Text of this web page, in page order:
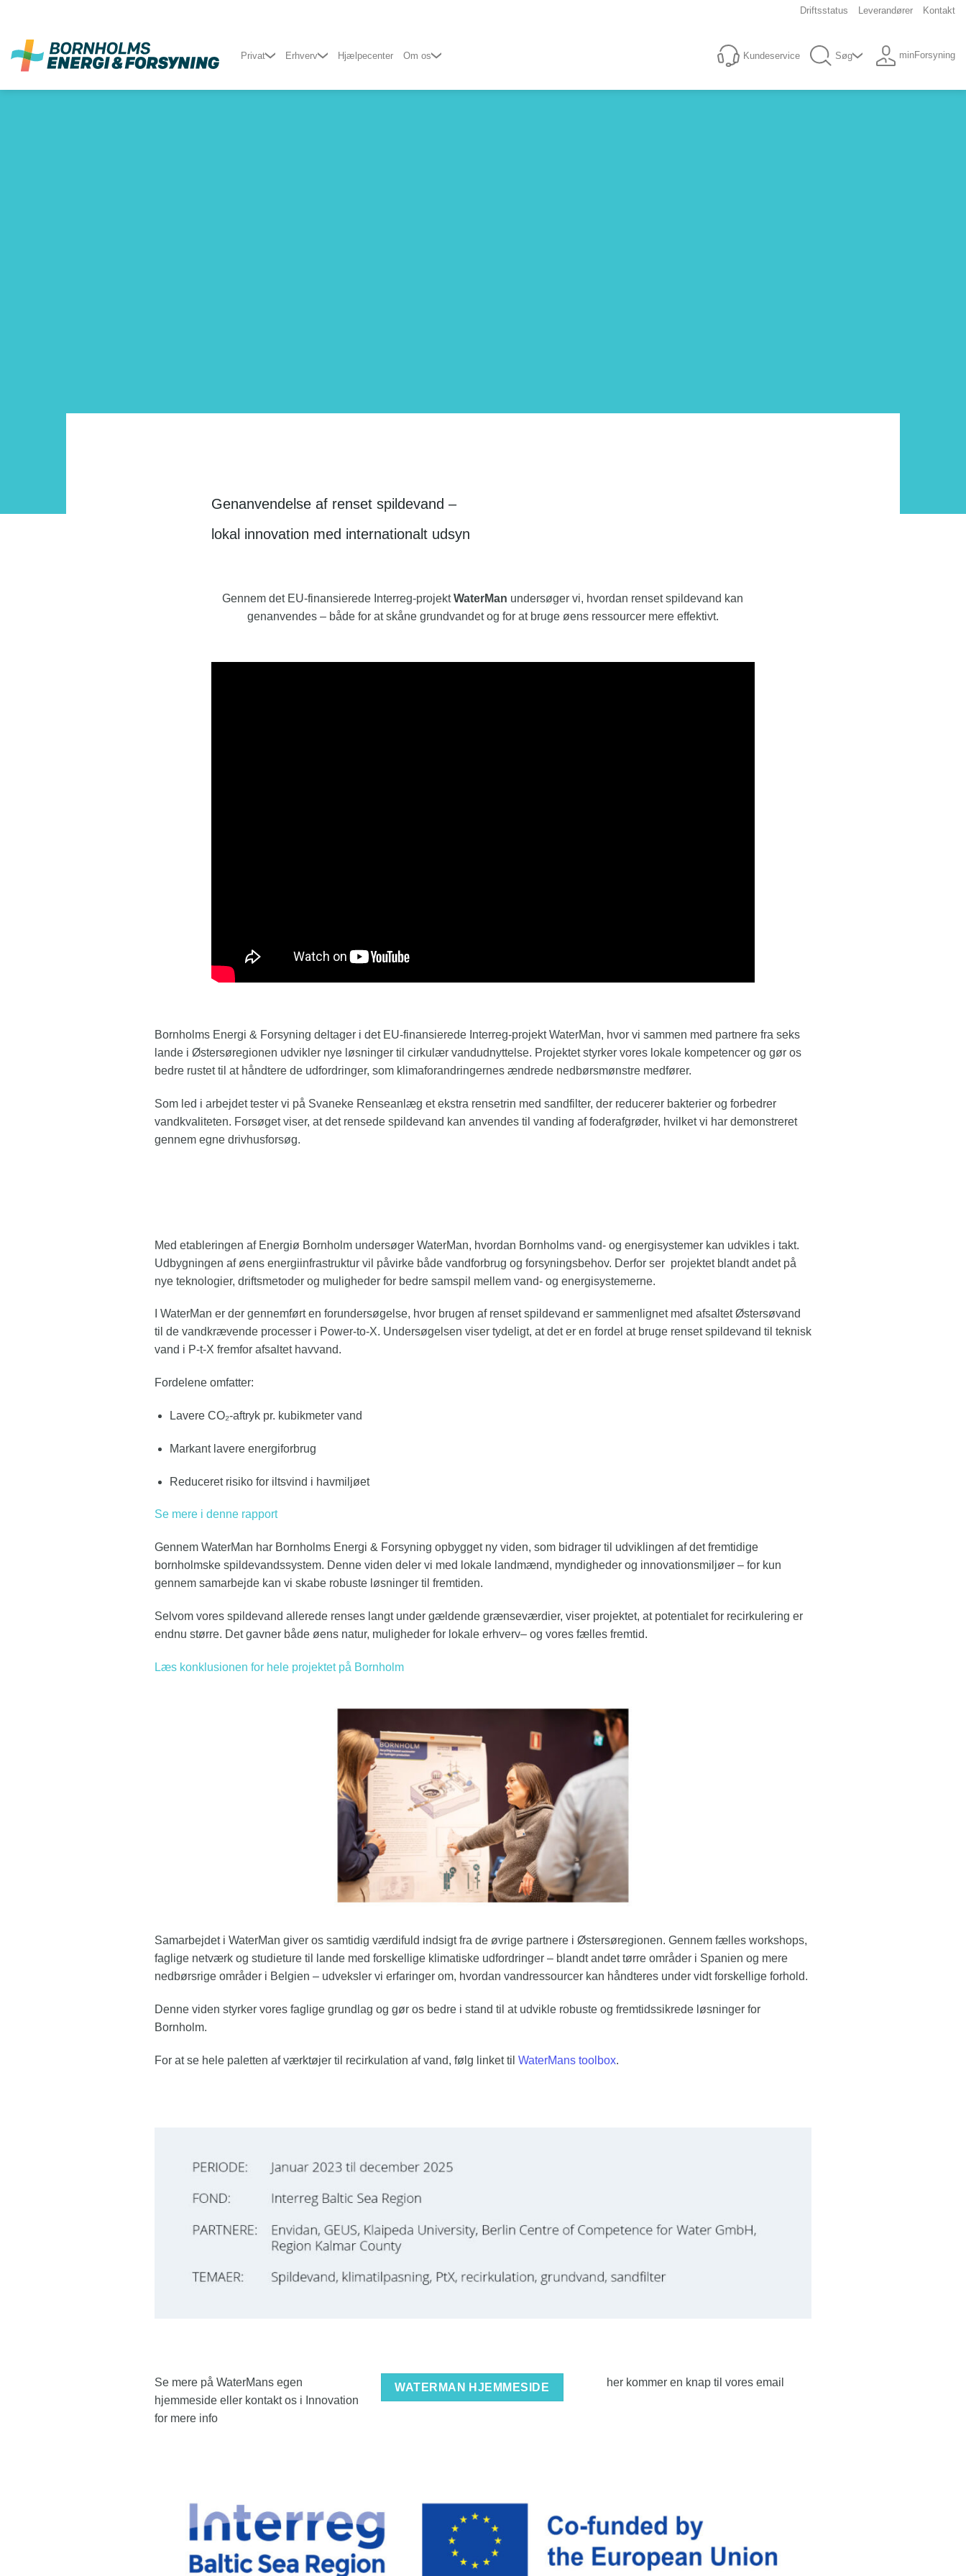
indhold
Driftsstatus Leverandører Kontakt
Privat Erhverv Hjælpecenter Om os Kundeservice Søg minForsyning
Genanvendelse af renset spildevand –
lokal innovation med internationalt udsyn
Gennem det EU-finansierede Interreg-projektWaterMan undersøger vi, hvordan renset spildevand kan
genanvendes – både for at skåne grundvandet og for at bruge øens ressourcer mere effektivt.
Bornholms Energi & Forsyning deltager i det EU‑finansierede Interreg‑projekt WaterMan, hvor vi sammen med partnere fra seks
lande i Østersøregionen udvikler nye løsninger til cirkulær vandudnyttelse. Projektet styrker vores lokale kompetencer og gør os
bedre rustet til at håndtere de udfordringer, som klimaforandringernes ændrede nedbørsmønstre medfører.
Som led i arbejdet tester vi på Svaneke Renseanlæg et ekstra rensetrin med sandfilter, der reducerer bakterier og forbedrer
vandkvaliteten. Forsøget viser, at det rensede spildevand kan anvendes til vanding af foderafgrøder, hvilket vi har demonstreret
gennem egne drivhusforsøg.
Med etableringen af Energiø Bornholm undersøger WaterMan, hvordan Bornholms vand- og energisystemer kan udvikles i takt.
Udbygningen af øens energiinfrastruktur vil påvirke både vandforbrug og forsyningsbehov. Derfor ser projektet blandt andet på
nye teknologier, driftsmetoder og muligheder for bedre samspil mellem vand- og energisystemerne.
I WaterMan er der gennemført en forundersøgelse, hvor brugen af renset spildevand er sammenlignet med afsaltet Østersøvand
til de vandkrævende processer i Power‑to‑X. Undersøgelsen viser tydeligt, at det er en fordel at bruge renset spildevand til teknisk
vand i P-t-X fremfor afsaltet havvand.
Fordelene omfatter:
Lavere CO₂-aftryk pr. kubikmetervand
Markant lavere energiforbrug
Reduceret risiko for iltsvind i havmiljøet
Se mere i denne rapport
Gennem WaterMan har Bornholms Energi & Forsyning opbygget ny viden, som bidrager til udviklingen af det fremtidige
bornholmske spildevandssystem. Denne viden deler vi med lokale landmænd, myndigheder og innovationsmiljøer – for kun
gennem samarbejde kan vi skabe robuste løsninger til fremtiden.
Selvom vores spildevand allerede renses langt under gældende grænseværdier, viser projektet, at potentialet for recirkulering er
endnu større. Det gavner både øens natur, muligheder for lokale erhverv– og vores fælles fremtid.
Læs konklusionen for hele projektet på Bornholm
Samarbejdet i WaterMan giver os samtidig værdifuld indsigt fra de øvrige partnere i Østersøregionen. Gennem fælles workshops,
faglige netværk og studieture til lande med forskellige klimatiske udfordringer – blandt andet tørre områder i Spanien og mere
nedbørsrige områder i Belgien – udveksler vi erfaringer om, hvordan vandressourcer kan håndteres under vidt forskellige forhold.
Denne viden styrker vores faglige grundlag og gør os bedre i stand til at udvikle robuste og fremtidssikrede løsninger for
Bornholm.
For at se hele paletten af værktøjer til recirkulation af vand, følg linket til WaterMans toolbox.
Se mere på WaterMans egen
hjemmeside eller kontakt os i Innovation
for mere info
WATERMAN HJEMMESIDE her kommer en knap til vores email